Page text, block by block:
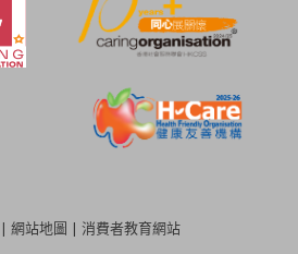
| 網站地圖 | 消費者教育網站